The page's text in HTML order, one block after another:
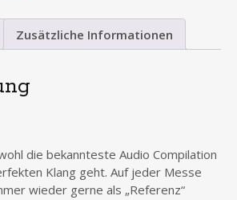
Zusätzliche Informationen
die bekannteste Audio Compilation
Klang geht. Auf jeder Messe
wieder gerne als „Referenz“